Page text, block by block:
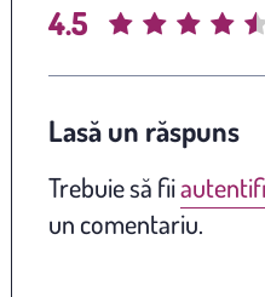
Average rating
4.5 / 5.
Lasă un răspuns
Trebuie să fii
un comentariu.